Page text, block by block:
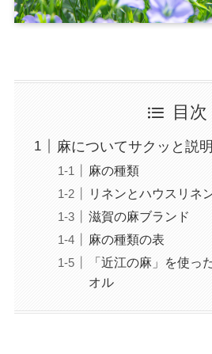
目次
麻についてサクッと説明
麻の種類
リネンとハウスリネ
滋賀の麻ブランド
麻の種類の表
「近江の麻」を使っ
オル